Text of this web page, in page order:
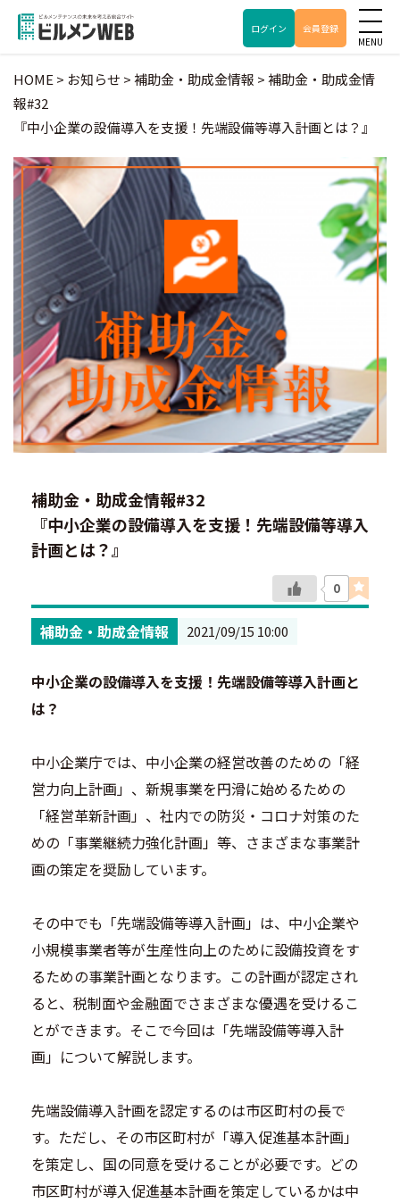
ログイン 会員登録
HOME > お知らせ >補助金・助成金情報 >補助金・助成金情
報#32
『中小企業の設備導入を支援！先端設備等導入計画とは？』
補助金・助成金情報#32
『中小企業の設備導入を支援！先端設備等導入
計画とは？』
0
補助金・助成金情報 2021/09/15 10:00
中小企業の設備導入を支援！先端設備等導入計画と
は？
中小企業庁では、中小企業の経営改善のための「経
営力向上計画」、新規事業を円滑に始めるための
「経営革新計画」、社内での防災・コロナ対策のた
めの「事業継続力強化計画」等、さまざまな事業計
画の策定を奨励しています。
その中でも「先端設備等導入計画」は、中⼩企業や
小規模事業者等が生産性向上のために設備投資をす
るための事業計画となります。この計画が認定され
ると、税制面や金融面でさまざまな優遇を受けるこ
とができます。そこで今回は「先端設備等導入計
画」について解説します。
先端設備導入計画を認定するのは市区町村の長で
す。ただし、その市区町村が「導入促進基本計画」
を策定し、国の同意を受けることが必要です。どの
市区町村が導入促進基本計画を策定しているかは中